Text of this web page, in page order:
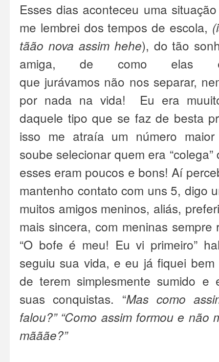
Esses dias aconteceu uma
me lembrei dos tempos de escola,
tãão nova assim hehe), do tão
amiga, de como elas
que jurávamos não nos separar,
por nada na vida! Eu era
daquele tipo que se faz de besta
isso me atraía um número
soube selecionar quem era “colega”
esses eram poucos e bons! Aí
mantenho contato com uns 5, digo
muitos amigos meninos, aliás,
mais sincera, com meninas
“O bofe é meu! Eu vi primeiro”
seguiu sua vida, e eu já fiquei
de terem simplesmente sumido e
suas conquistas. “Mas como
falou?” “Como assim formou e não
mãããe?”